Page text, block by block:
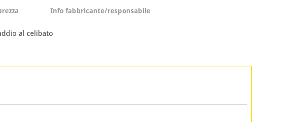
Info fabbricante/responsabile
al celibato